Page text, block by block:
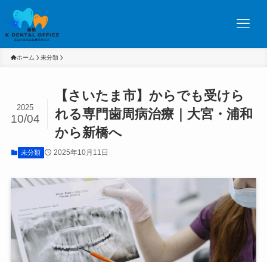
ホーム 未分類
【さいたま市】からでも受けら
れる専門歯周病治療｜大宮・浦和
から新橋へ
2025
10/04
未分類 2025年10月11日